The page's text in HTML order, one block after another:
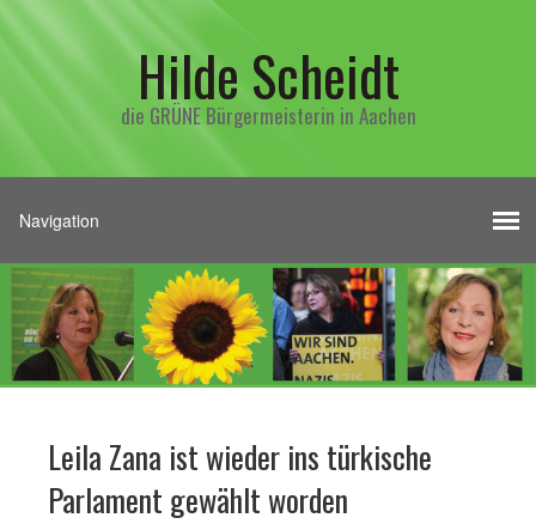
Hilde Scheidt
die GRÜNE Bürgermeisterin in Aachen
Leila Zana ist wieder ins türkische
Parlament gewählt worden